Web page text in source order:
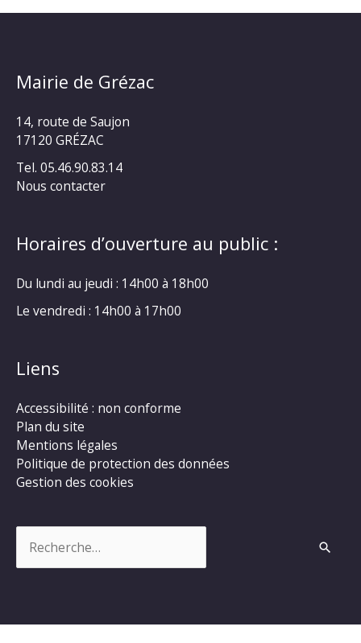
Mairie de Grézac
14, route de Saujon
17120 GRÉZAC
Tel. 05.46.90.83.14
Nous contacter
Horaires d’ouverture au public :
Du lundi au jeudi : 14h00 à 18h00
Le vendredi : 14h00 à 17h00
Liens
Accessibilité : non conforme
Plan du site
Mentions légales
Politique de protection des données
Gestion des cookies